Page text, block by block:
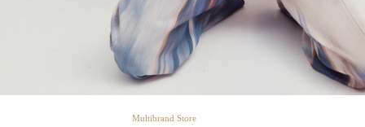
Multibrand Store